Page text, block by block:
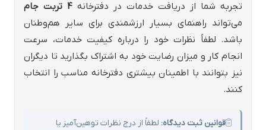
تجربه شما از دریافت خدمات در دفترخانه 4 تربت جام
می‌تواند راهنمای بسیار ارزشمندی برای سایر هم‌وطنان
باشد. لطفاً نظرات خود را درباره کیفیت خدمات، سرعت
انجام کار و میزان رضایت خود به اشتراک بگذارید تا دیگران
نیز بتوانند با اطمینان بیشتری دفترخانه مناسب را انتخاب
کنند.
قوانین ثبت دیدگاه: لطفاً از درج نظرات توهین‌آمیز یا